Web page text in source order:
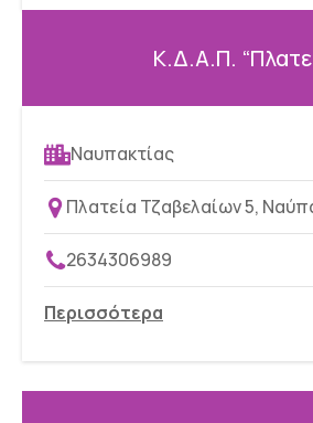
Κ.Δ.Α.Π.
Ναυπακτίας
Πλατεία Τζαβελαίων 5,
2634306989
Περισσότερα